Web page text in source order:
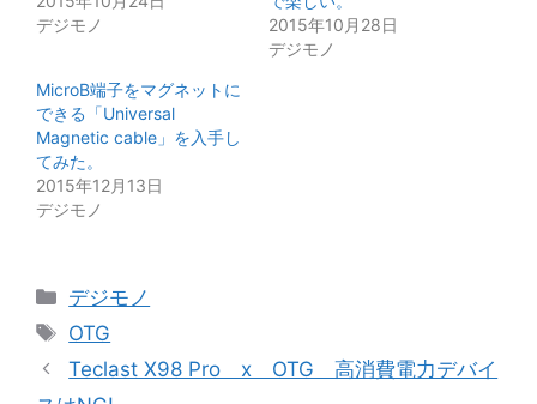
デジモノ
2015年10月28日
デジモノ
MicroB端子をマグネットに
できる「Universal
Magnetic cable」を入手し
てみた。
2015年12月13日
デジモノ
カ
テ
リ
デジモノ
タ
グ
OTG
Teclast X98 Pro x OTG 高消費電力デバイ